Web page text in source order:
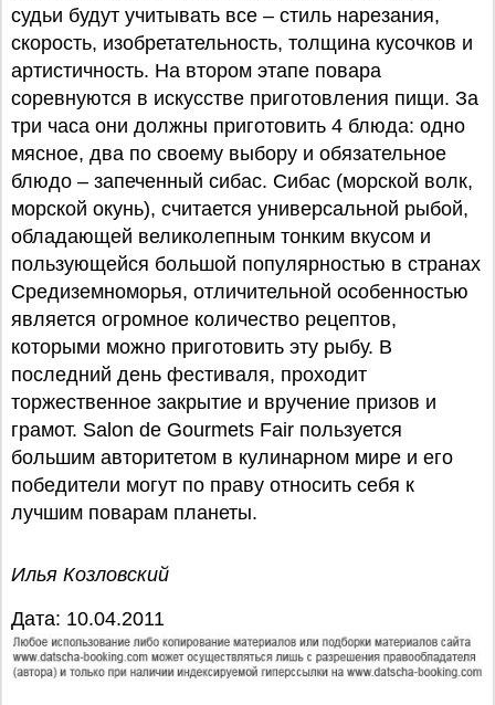
судьи будут учитывать все – стиль нарезания,
скорость, изобретательность, толщина кусочков и
артистичность. На втором этапе повара
соревнуются в искусстве приготовления пищи. За
три часа они должны приготовить 4 блюда: одно
мясное, два по своему выбору и обязательное
блюдо – запеченный сибас. Сибас (морской волк,
морской окунь), считается универсальной рыбой,
обладающей великолепным тонким вкусом и
пользующейся большой популярностью в странах
Средиземноморья, отличительной особенностью
является огромное количество рецептов,
которыми можно приготовить эту рыбу. В
последний день фестиваля, проходит
торжественное закрытие и вручение призов и
грамот. Salon de Gourmets Fair пользуется
большим авторитетом в кулинарном мире и его
победители могут по праву относить себя к
лучшим поварам планеты.
Илья Козловский
Дата: 10.04.2011